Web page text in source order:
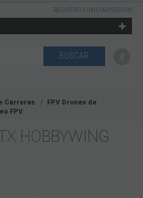
REGISTRO / INICIAR SESIÓN
Carreras
FPV Drones de
FPV
HOBBYWING